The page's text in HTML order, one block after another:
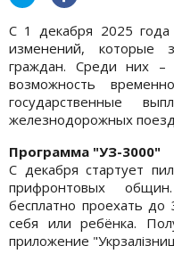
С 1 декабря 2025 года
изменений, которые
граждан. Среди них
возможность
государственные
железнодорожных
Программа "УЗ-3000"
С декабря стартует
прифронтовых
бесплатно проехать
себя или ребёнка.
приложение